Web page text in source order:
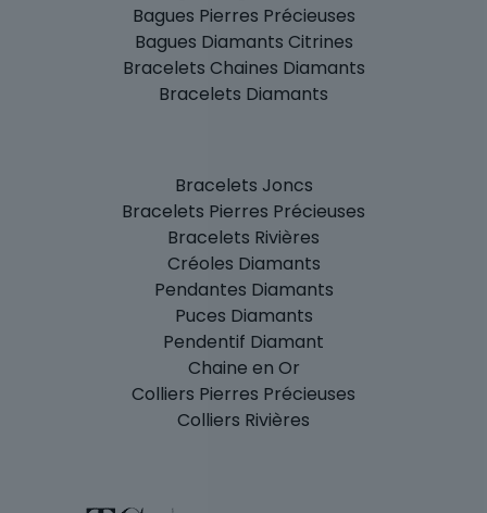
Bagues Pierres Précieuses
Bagues Diamants Citrines
Bracelets Chaines Diamants
Bracelets Diamants
Bracelets Joncs
Bracelets Pierres Précieuses
Bracelets Rivières
Créoles Diamants
Pendantes Diamants
Puces Diamants
Pendentif Diamant
Chaine en Or
Colliers Pierres Précieuses
Colliers Rivières